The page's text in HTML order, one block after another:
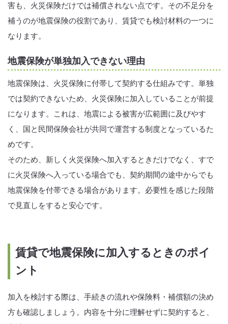
害も、火災保険だけでは補償されない点です。その不足分を
補うのが地震保険の役割であり、賃貸でも検討材料の一つに
なります。
地震保険が単独加入できない理由
地震保険は、火災保険に付帯して契約する仕組みです。単独
では契約できないため、火災保険に加入していることが前提
になります。これは、地震による被害が広範囲に及びやす
く、国と民間保険会社が共同で運営する制度となっているた
めです。
そのため、新しく火災保険へ加入するときだけでなく、すで
に火災保険へ入っている場合でも、契約期間の途中からでも
地震保険を付帯できる場合があります。必要性を感じた段階
で見直しをすると安心です。
賃貸で地震保険に加入するときのポイ
ント
加入を検討する際は、手続きの流れや保険料・補償額の決め
方も確認しましょう。内容を十分に理解せずに契約すると、